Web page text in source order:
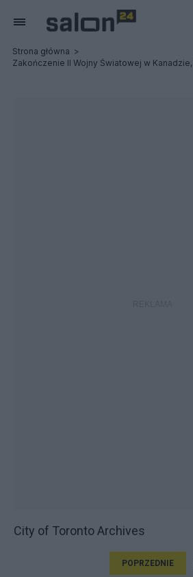
Strona główna
City of Toronto Archives
POPRZEDNIE